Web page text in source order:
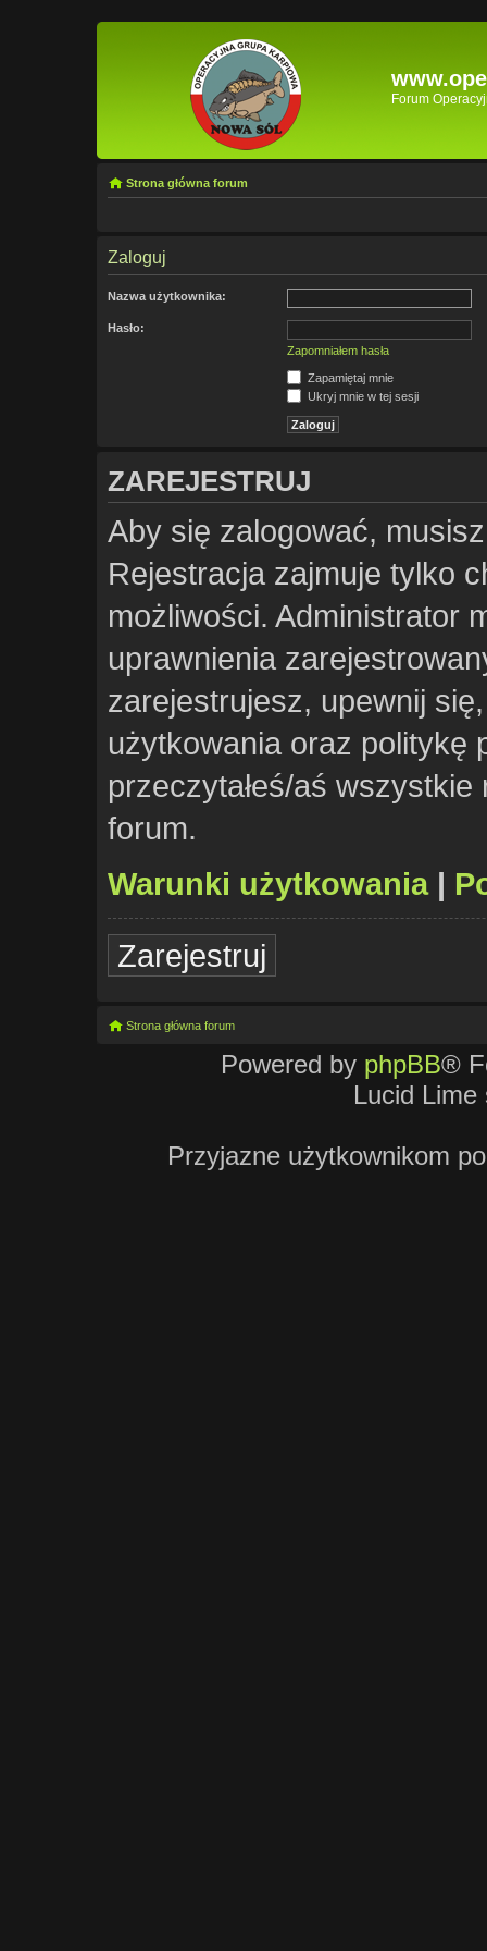
Forum
Strona główna forum
Zaloguj
Nazwa użytkownika:
Hasło:
Zapomniałem hasła
Zapamiętaj mnie
Ukryj mnie w tej sesji
ZAREJESTRUJ
Aby się zalogować,
Rejestracja zajmuje tylko
możliwości. Administrator
uprawnienia
zarejestrujesz, upewnij
użytkowania oraz politykę
przeczytałeś/aś
forum.
Warunki użytkowania|
Zarejestruj
Strona główna forum
Powered by phpBB®
Lucid
Przyjazne użytkownikom